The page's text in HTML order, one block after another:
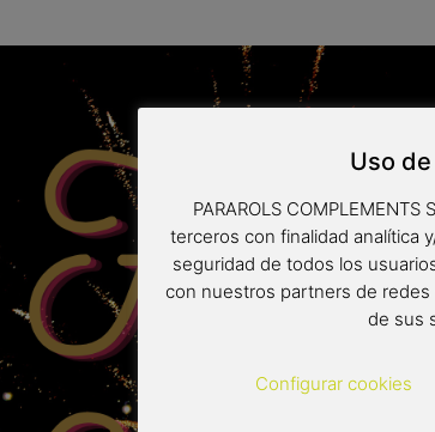
Uso
PARAROLS
terceros con finalidad analítica
seguridad de todos los
con nuestros partners de
de sus
Configurar cookies